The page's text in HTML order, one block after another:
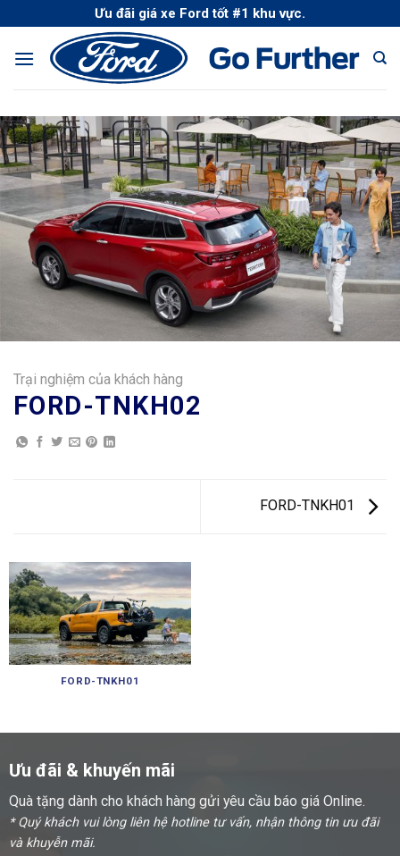
to
content
Ưu đãi giá xe Ford tốt #1 khu vực.
Trại nghiệm của khách hàng
FORD-TNKH02
FORD-TNKH01
FORD-TNKH01
Ưu đãi & khuyến mãi
Quà tặng dành cho khách hàng gửi yêu cầu báo giá Online.
* Quý khách vui lòng liên hệ hotline tư vấn, nhận thông tin ưu đãi
và khuyễn mãi.